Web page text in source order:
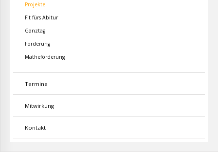
Projekte
Fit fürs Abitur
Ganztag
Förderung
Matheförderung
Termine
Mitwirkung
Kontakt